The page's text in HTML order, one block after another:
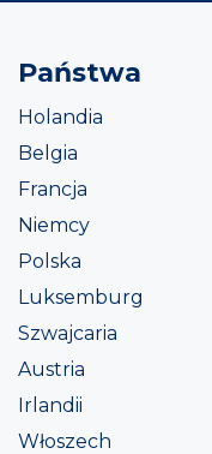
Państwa
Holandia
Belgia
Francja
Niemcy
Polska
Luksemburg
Szwajcaria
Austria
Irlandii
Włoszech